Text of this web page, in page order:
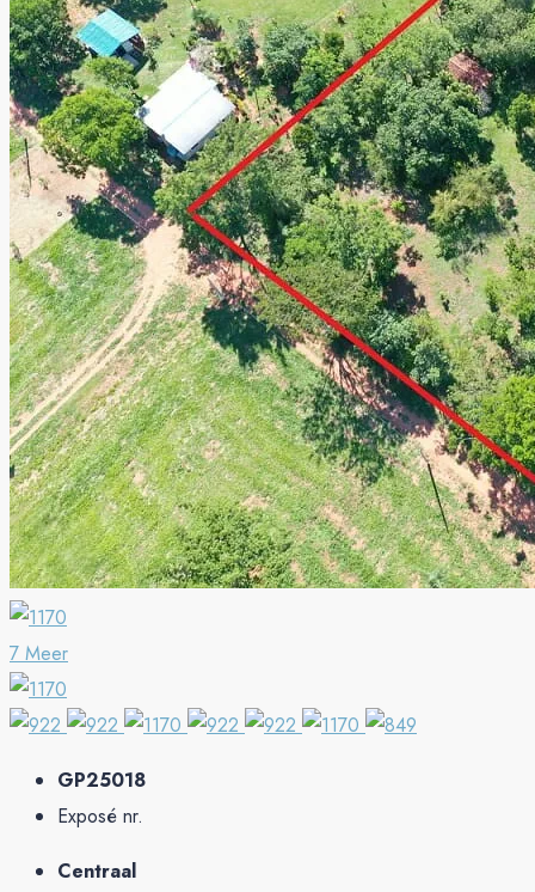
7 Meer
GP25018
Exposé nr.
Centraal